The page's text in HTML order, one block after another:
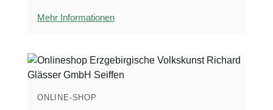
Mehr Informationen
ONLINE-SHOP